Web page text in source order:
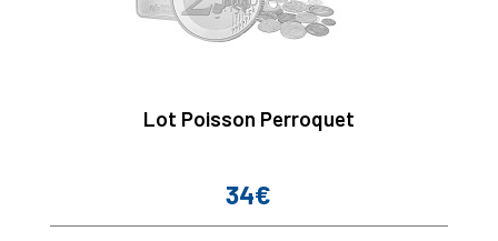
Lot Poisson Perroquet
Prix
34€